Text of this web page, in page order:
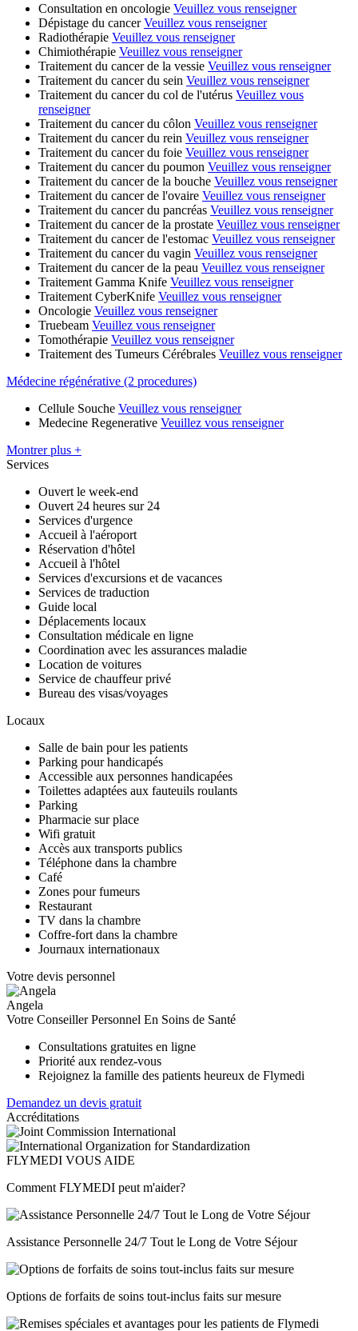
Consultation en oncologie Veuillez vous renseigner
Dépistage du cancer Veuillez vous renseigner
Radiothérapie Veuillez vous renseigner
Chimiothérapie Veuillez vous renseigner
Traitement du cancer de la vessie Veuillez vous renseigner
Traitement du cancer du sein Veuillez vous renseigner
Traitement du cancer du col de l'utérus Veuillez vous
renseigner
Traitement du cancer du côlon Veuillez vous renseigner
Traitement du cancer du rein Veuillez vous renseigner
Traitement du cancer du foie Veuillez vous renseigner
Traitement du cancer du poumon Veuillez vous renseigner
Traitement du cancer de la bouche Veuillez vous renseigner
Traitement du cancer de l'ovaire Veuillez vous renseigner
Traitement du cancer du pancréas Veuillez vous renseigner
Traitement du cancer de la prostate Veuillez vous renseigner
Traitement du cancer de l'estomac Veuillez vous renseigner
Traitement du cancer du vagin Veuillez vous renseigner
Traitement du cancer de la peau Veuillez vous renseigner
Traitement Gamma Knife Veuillez vous renseigner
Traitement CyberKnife Veuillez vous renseigner
Oncologie Veuillez vous renseigner
Truebeam Veuillez vous renseigner
Tomothérapie Veuillez vous renseigner
Traitement des Tumeurs Cérébrales Veuillez vous renseigner
Médecine régénérative (2 procedures)
Cellule Souche Veuillez vous renseigner
Medecine Regenerative Veuillez vous renseigner
Montrer plus +
Services
Ouvert le week-end
Ouvert 24 heures sur 24
Services d'urgence
Accueil à l'aéroport
Réservation d'hôtel
Accueil à l'hôtel
Services d'excursions et de vacances
Services de traduction
Guide local
Déplacements locaux
Consultation médicale en ligne
Coordination avec les assurances maladie
Location de voitures
Service de chauffeur privé
Bureau des visas/voyages
Locaux
Salle de bain pour les patients
Parking pour handicapés
Accessible aux personnes handicapées
Toilettes adaptées aux fauteuils roulants
Parking
Pharmacie sur place
Wifi gratuit
Accès aux transports publics
Téléphone dans la chambre
Café
Zones pour fumeurs
Restaurant
TV dans la chambre
Coffre-fort dans la chambre
Journaux internationaux
Votre devis personnel
Angela
Votre Conseiller Personnel En Soins de Santé
Consultations gratuites en ligne
Priorité aux rendez-vous
Rejoignez la famille des patients heureux de Flymedi
Demandez un devis gratuit
Accréditations
FLYMEDI VOUS AIDE
Comment FLYMEDI peut m'aider?
Assistance Personnelle 24/7 Tout le Long de Votre Séjour
Options de forfaits de soins tout-inclus faits sur mesure